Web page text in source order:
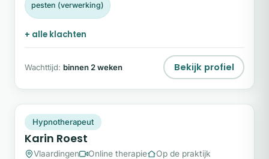
pesten (verwerking)
+ alle klachten
Wachttijd: binnen 2 weken Bekijk profiel
Plek beschikbaar
Hypnotherapeut
Karin Roest
Vlaardingen Online therapie
Op de praktijk